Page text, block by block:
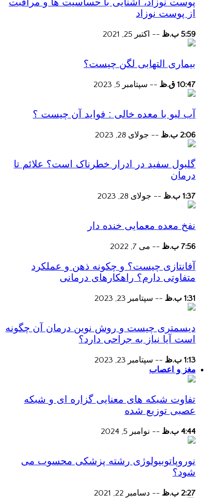
از پوست نوزاد
5:59 ب.ظ -- اکتبر 25, 2021
بیماری التهابی لگن چیست؟
10:47 ق.ظ -- سپتامبر 5, 2023
آب لبو با معده خالی : فواید آن چیست ؟
2:06 ب.ظ -- جولای 28, 2023
گلبول سفید در ادرار خطرناک است؟ علائم تا
درمان
1:37 ب.ظ -- جولای 28, 2023
نفخ معده معمایی خنده دار
7:56 ب.ظ -- می 7, 2022
آفانتازی چیست؟ و چکونه ذهن و عملکرد
متفاوتی دارم؟ راهکارهای درمانی
1:31 ب.ظ -- سپتامبر 23, 2023
دیسمتری چیست و روش نوین درمان آن چگونه
است آیا نیاز به جراحی دارد؟
1:13 ب.ظ -- سپتامبر 23, 2023
مغز و اعصاب
تفاوت شبکه های معنایی گزاره ای و شبکه
عصبی توزیع شده
4:44 ب.ظ -- نوامبر 5, 2024
نوروپاتوبیولوژی رشته پزشکی محسوب می
شود؟
2:27 ب.ظ -- دسامبر 22, 2021